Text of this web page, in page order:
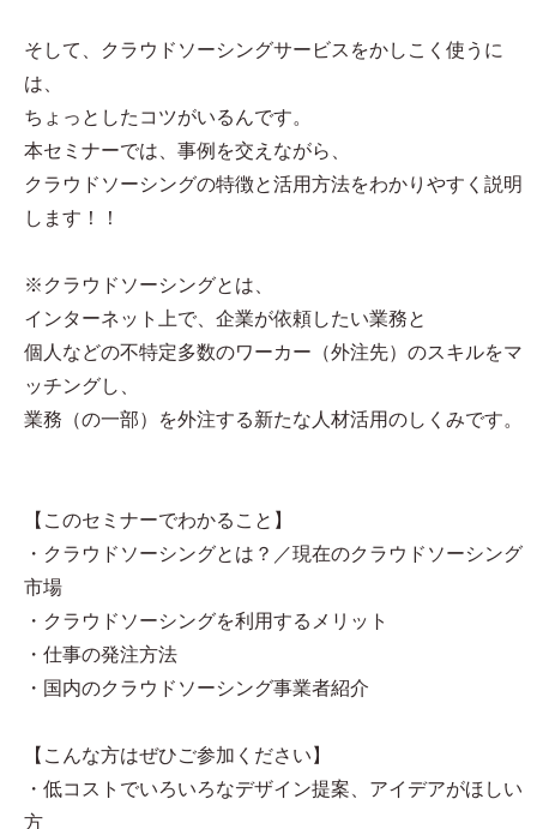
そして、クラウドソーシングサービスをかしこく使うに
は、
ちょっとしたコツがいるんです。
本セミナーでは、事例を交えながら、
クラウドソーシングの特徴と活用方法をわかりやすく説明
します！！
※クラウドソーシングとは、
インターネット上で、企業が依頼したい業務と
個人などの不特定多数のワーカー（外注先）のスキルをマ
ッチングし、
業務（の一部）を外注する新たな人材活用のしくみです。
【このセミナーでわかること】
・クラウドソーシングとは？／現在のクラウドソーシング
市場
・クラウドソーシングを利用するメリット
・仕事の発注方法
・国内のクラウドソーシング事業者紹介
【こんな方はぜひご参加ください】
・低コストでいろいろなデザイン提案、アイデアがほしい
方